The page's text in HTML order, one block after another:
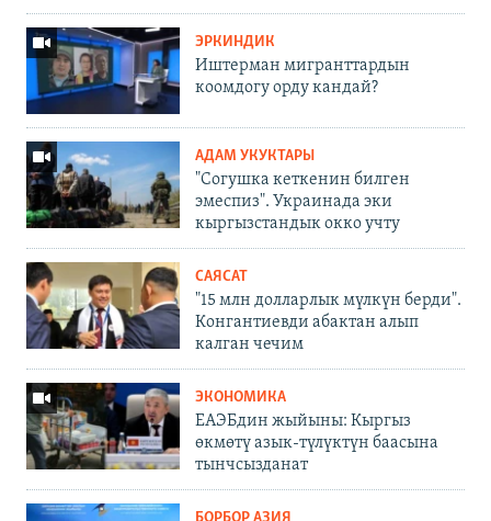
ЭРКИНДИК
Иштерман мигранттардын
коомдогу орду кандай?
АДАМ УКУКТАРЫ
"Согушка кеткенин билген
эмеспиз". Украинада эки
кыргызстандык окко учту
САЯСАТ
"15 млн долларлык мүлкүн берди".
Конгантиевди абактан алып
калган чечим
ЭКОНОМИКА
ЕАЭБдин жыйыны: Кыргыз
өкмөтү азык-түлүктүн баасына
тынчсызданат